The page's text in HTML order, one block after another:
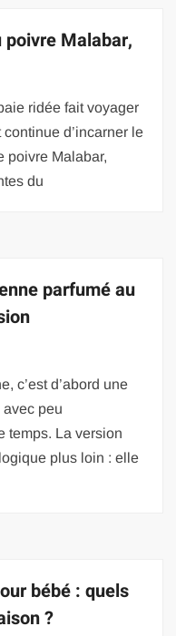
poivre Malabar,
ridée fait voyager
d’incarner le
poivre Malabar,
du
parfumé au
c’est d’abord une
peu
temps. La version
plus loin : elle
bébé : quels
?